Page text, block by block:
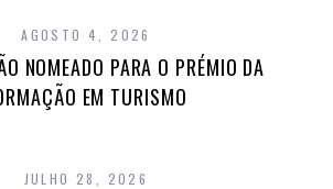
AGOSTO 4, 2026
NOMEADO PARA O PRÉMIO DA
EM TURISMO
JULHO 28, 2026